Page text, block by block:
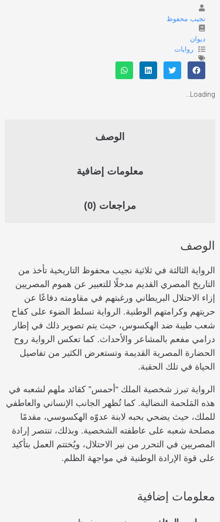
نجيب محفوظ
ديوان
روايات
Loading...
الوصف
معلومات إضافية
مراجعات (0)
الوصف
الرواية الثالثة في ثلاثية نجيب محفوظ التاريخية تأخذ من
التاريخ المصري القديم مدخلًا للتعبير عن هموم المصريين
إزاء الاحتلال البريطاني ورغبتهم في مقاومته دفاعًا عن
حريتهم وكرامتهم الوطنية. الرواية تسلط الضوء على كفاح
شعب طيبة ضد الهكسوس، حيث يتم تصوير ذلك في إطار
درامي مفعم بالمشاعر والأحداث. كما تعكس الرواية روح
الحضارة المصرية القديمة وتستعرض الكثير من تفاصيل
الحياة في تلك الحقبة.
الرواية تبرز شخصية الملك “أحمس” كقائد ملهم لشعبه في
هذه المَلحمة النضالية. كما تُظهر الجانب الإنساني والعاطفي
للملك، حيث يضحي بحبه لابنة عدوّه الهكسوسي، مقدمًا
مصلحة شعبه على عاطفته الشخصية. وبذلك، تنتصر إرادة
المصريين في التحرر من نير الاحتلال، ويُختتم العمل بتأكيد
على قوة الإرادة الوطنية في مواجهة الظلم.
معلومات إضافية